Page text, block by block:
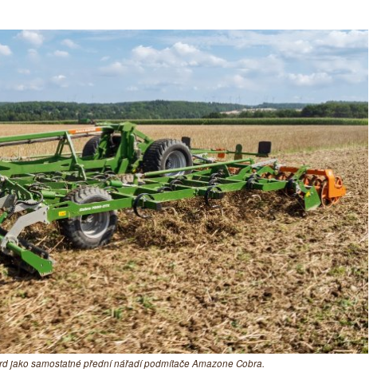
jako samostatné přední nářadí podmítače Amazone Cobra.